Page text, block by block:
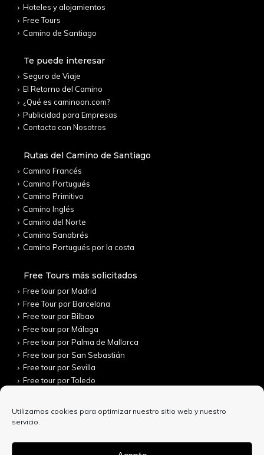
Utilizamos cookies para optimizar nuestro sitio web y nuestro
servicio.
Hoteles y alojamientos
Free Tours
Camino de Santiago
Te puede interesar
Seguro de Viaje
El Retorno del Camino
¿Qué es caminoon.com?
Publicidad para Empresas
Contacta con Nosotros
Rutas del Camino de Santiago
Camino Francés
Camino Portugués
Camino Primitivo
Camino Inglés
Camino del Norte
Camino Sanabrés
Camino Portugués por la costa
Free Tours más solicitados
Free tour por Madrid
Free Tour por Barcelona
Free tour por Bilbao
Free tour por Málaga
Free tour por Palma de Mallorca
Free tour por San Sebastián
Free tour por Sevilla
Free tour por Toledo